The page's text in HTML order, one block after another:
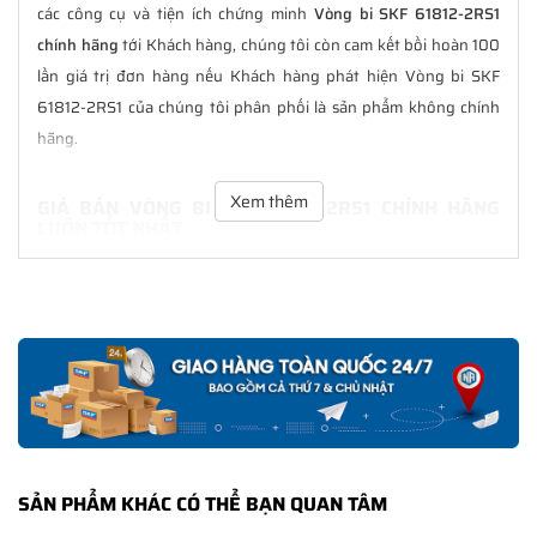
các công cụ và tiện ích chứng minh Vòng bi SKF 61812-2RS1
chính hãngtới Khách hàng, chúng tôi còn cam kết bồi hoàn 100
lần giá trị đơn hàng nếu Khách hàng phát hiện Vòng bi SKF
61812-2RS1 của chúng tôi phân phối là sản phẩm không chính
hãng.
GIÁ BÁN VÒNG BI SKF 61812-2RS1 CHÍNH HÃNG
TạiNGOCANH.COMgiá bán Vòng bi SKF 61812-2RS1 luôn là tốt
trong suốt quá trình sử dụng các sản phẩm SKF chính hãng.
CHẾ ĐỘ BẢO HÀNH VÒNG BI SKF 61812-2RS1 CHÍNH
HÃNG
Tất cả các sản phẩm SKF chính hãng do
phối đều được bảo hành chính hãng theo đúng tiêu chuẩn bảo
Xem thêm
SẢN PHẨM KHÁC CÓ THỂ BẠN QUAN TÂM